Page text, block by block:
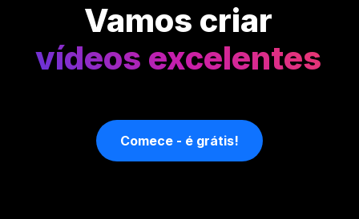
Vamos criar
vídeos excelentes
Comece - é grátis!